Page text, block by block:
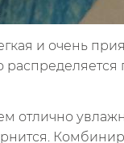
и очень
отлично